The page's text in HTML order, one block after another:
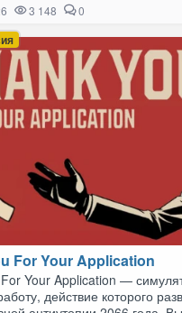
3 148 0
For Your Application
Your Application —
действие которого